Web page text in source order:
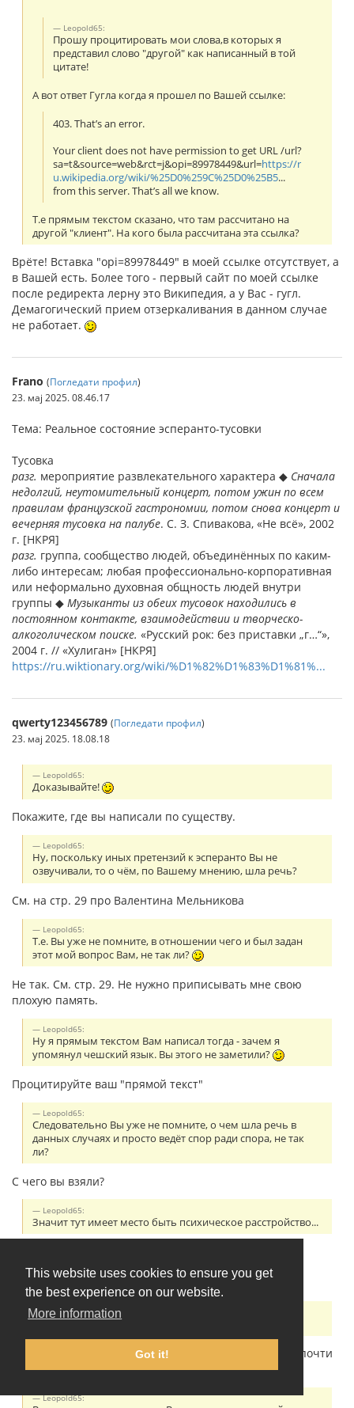
This website uses cookies to ensure you get
the best experience on our website.
More information
Got it!
Leopold65:
Прошу процитировать мои слова,в которых я
представил слово "другой" как написанный в той
цитате!
А вот ответ Гугла когда я прошел по Вашей ссылке:
403. That’s an error.
Your client does not have permission to get URL /url?
sa=t&source=web&rct=j&opi=89978449&url=https://r
u.wikipedia.org/wiki/%25D0%259C%25D0%25B5...
from this server. That’s all we know.
Т.е прямым текстом сказано, что там рассчитано на
другой "клиент". На кого была рассчитана эта ссылка?
Врёте! Вставка "opi=89978449" в моей ссылке отсутствует, а
в Вашей есть. Более того - первый сайт по моей ссылке
после редиректа лерну это Википедия, а у Вас - гугл.
Демагогический прием отзеркаливания в данном случае
не работает.
Frano (Погледати профил)
23. мај 2025. 08.46.17
Тема: Реальное состояние эсперанто-тусовки
Тусовка
разг. мероприятие развлекательного характера ◆ Сначала
недолгий, неутомительный концерт, потом ужин по всем
правилам французской гастрономии, потом снова концерт и
вечерняя тусовка на палубе. С. З. Спивакова, «Не всё», 2002
г. [НКРЯ]
разг. группа, сообщество людей, объединённых по каким-
либо интересам; любая профессионально-корпоративная
или неформально духовная общность людей внутри
группы ◆ Музыканты из обеих тусовок находились в
постоянном контакте, взаимодействии и творческо-
алкоголическом поиске. «Русский рок: без приставки „г…“»,
2004 г. // «Хулиган» [НКРЯ]
https://ru.wiktionary.org/wiki/%D1%82%D1%83%D1%81%...
qwerty123456789 (Погледати профил)
23. мај 2025. 18.08.18
Leopold65:
Доказывайте!
Покажите, где вы написали по существу.
Leopold65:
Ну, поскольку иных претензий к эсперанто Вы не
озвучивали, то о чём, по Вашему мнению, шла речь?
См. на стр. 29 про Валентина Мельникова
Leopold65:
Т.е. Вы уже не помните, в отношении чего и был задан
этот мой вопрос Вам, не так ли?
Не так. См. стр. 29. Не нужно приписывать мне свою
плохую память.
Leopold65:
Ну я прямым текстом Вам написал тогда - зачем я
упомянул чешский язык. Вы этого не заметили?
Процитируйте ваш "прямой текст"
Leopold65:
Следовательно Вы уже не помните, о чем шла речь в
данных случаях и просто ведёт спор ради спора, не так
ли?
С чего вы взяли?
Leopold65:
Значит тут имеет место быть психическое расстройство...
психические расстройства. Резонёрство - симптом
Leopold65:
Почти везде:
Сначала вы пишете про "очевидные вещи", потом "почти
везде". По существу сказать нечего?
Leopold65: